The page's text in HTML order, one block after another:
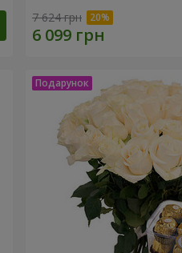
7 624 грн